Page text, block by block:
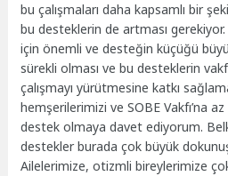
bu çalışmaları daha kapsamlı bir
bu desteklerin de artması
için önemli ve desteğin küçüğü
sürekli olması ve bu desteklerin
çalışmayı yürütmesine katkı
hemşerilerimizi ve SOBE Vakfı’na
destek olmaya davet ediyorum.
destekler burada çok büyük
Ailelerimize, otizmli bireylerimize